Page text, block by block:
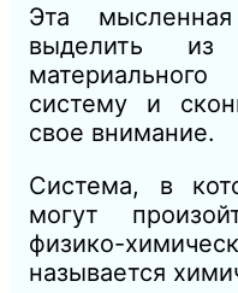
Эта
выделить из
систему и
свое внимание.
Система, в
могут
физико-
называется